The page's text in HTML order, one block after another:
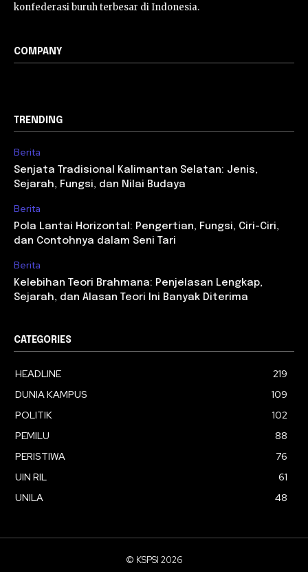
konfederasi buruh terbesar di Indonesia.
COMPANY
TRENDING
Berita
Senjata Tradisional Kalimantan Selatan: Jenis,
Sejarah, Fungsi, dan Nilai Budaya
Berita
Pola Lantai Horizontal: Pengertian, Fungsi, Ciri-Ciri,
dan Contohnya dalam Seni Tari
Berita
Kelebihan Teori Brahmana: Penjelasan Lengkap,
Sejarah, dan Alasan Teori Ini Banyak Diterima
CATEGORIES
HEADLINE
219
DUNIA KAMPUS
109
POLITIK
102
PEMILU
88
PERISTIWA
76
UIN RIL
61
UNILA
48
© KSPSI 2026